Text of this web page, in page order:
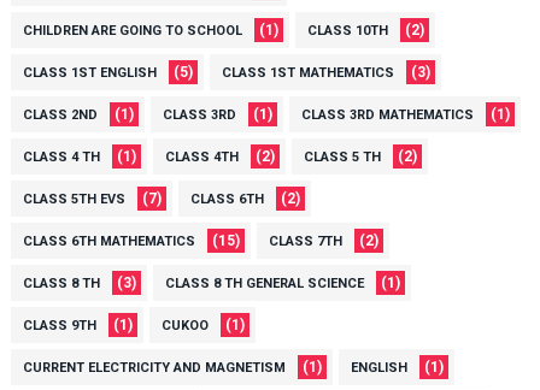
CHILDREN ARE GOING TO SCHOOL (1) CLASS 10TH (2)
CLASS 1ST ENGLISH (5) CLASS 1ST MATHEMATICS (3)
CLASS 2ND (1) CLASS 3RD (1) CLASS 3RD MATHEMATICS (1)
CLASS 4 TH (1) CLASS 4TH (2) CLASS 5 TH (2)
CLASS 5TH EVS (7) CLASS 6TH (2)
CLASS 6TH MATHEMATICS (15) CLASS 7TH (2)
CLASS 8 TH (3) CLASS 8 TH GENERAL SCIENCE (1)
CLASS 9TH (1) CUKOO (1)
CURRENT ELECTRICITY AND MAGNETISM (1) ENGLISH (1)